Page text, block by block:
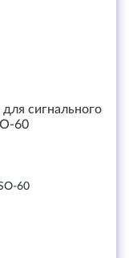
сигнального
60
60